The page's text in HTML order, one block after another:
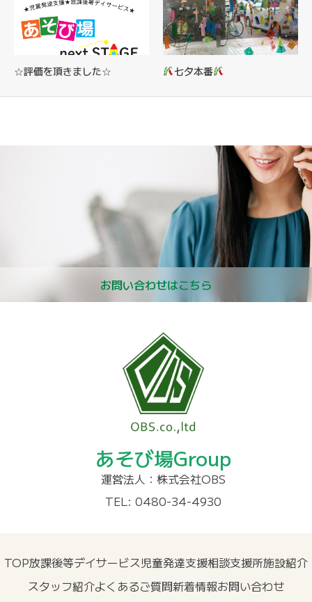
☆評価を頂きました☆ 七夕本番
お問い合わせはこちら
あそび場Group
運営法人：株式会社OBS
TEL: 0480-34-4930
TOP放課後等デイサービス児童発達支援相談支援所施設紹介
スタッフ紹介よくあるご質問新着情報お問い合わせ